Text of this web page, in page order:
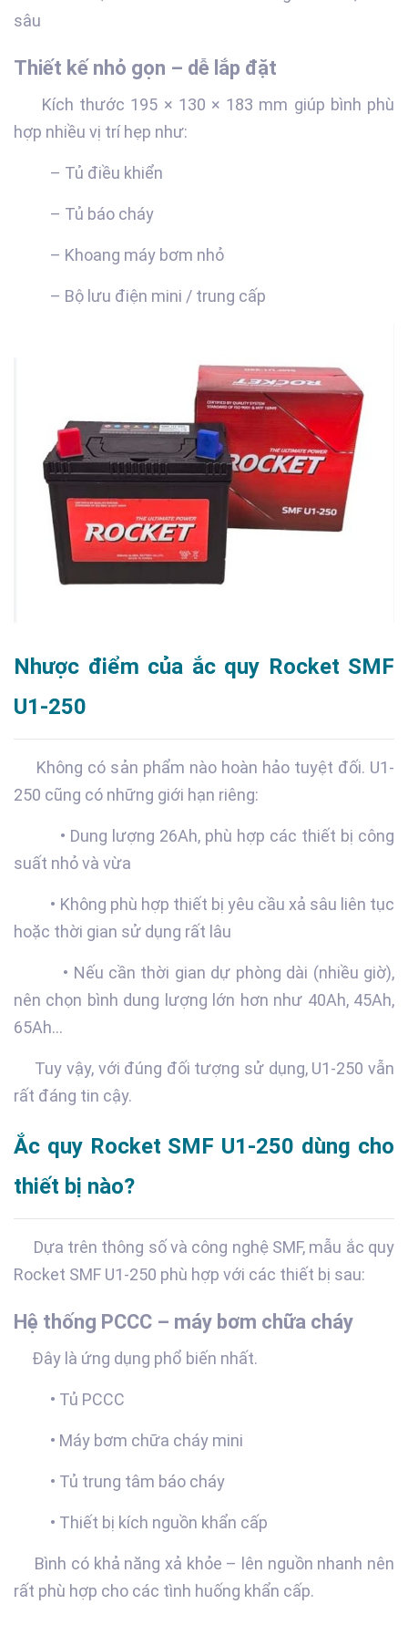
sâu
Thiết kế nhỏ gọn – dễ lắp đặt
Kích thước 195 × 130 × 183 mm giúp bình phù
hợp nhiều vị trí hẹp như:
– Tủ điều khiển
– Tủ báo cháy
– Khoang máy bơm nhỏ
– Bộ lưu điện mini / trung cấp
Nhược điểm của ắc quy Rocket SMF
U1-250
Không có sản phẩm nào hoàn hảo tuyệt đối. U1-
250 cũng có những giới hạn riêng:
• Dung lượng 26Ah, phù hợp các thiết bị công
suất nhỏ và vừa
• Không phù hợp thiết bị yêu cầu xả sâu liên tục
hoặc thời gian sử dụng rất lâu
• Nếu cần thời gian dự phòng dài (nhiều giờ),
nên chọn bình dung lượng lớn hơn như 40Ah, 45Ah,
65Ah…
Tuy vậy, với đúng đối tượng sử dụng, U1-250 vẫn
rất đáng tin cậy.
Ắc quy Rocket SMF U1-250 dùng cho
thiết bị nào?
Dựa trên thông số và công nghệ SMF, mẫu ắc quy
Rocket SMF U1-250 phù hợp với các thiết bị sau:
Hệ thống PCCC – máy bơm chữa cháy
Đây là ứng dụng phổ biến nhất.
• Tủ PCCC
• Máy bơm chữa cháy mini
• Tủ trung tâm báo cháy
• Thiết bị kích nguồn khẩn cấp
Bình có khả năng xả khỏe – lên nguồn nhanh nên
rất phù hợp cho các tình huống khẩn cấp.